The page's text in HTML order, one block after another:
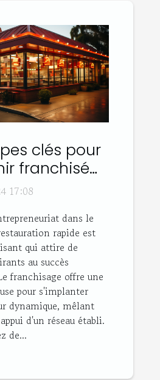
clés pour
franchisé
restauration
17:08
dans le
rapide est
qui attire de
au succès
franchisage offre une
pour s'implanter
dynamique, mêlant
d'un réseau établi.
de...